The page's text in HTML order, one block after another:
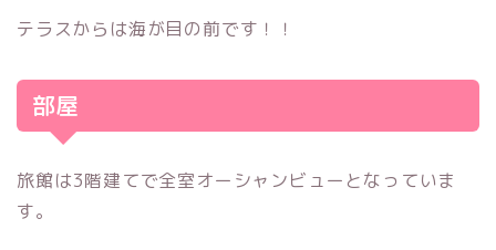
テラスからは海が目の前です！！
部屋
旅館は3階建てで全室オーシャンビューとなっていま
す。